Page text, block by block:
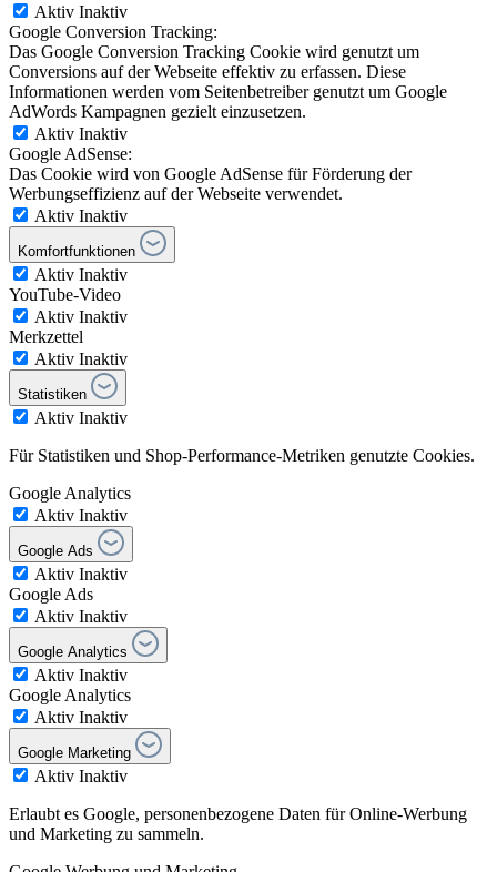
Aktiv Inaktiv
Google Conversion Tracking:
Das Google Conversion Tracking Cookie wird genutzt um
Conversions auf der Webseite effektiv zu erfassen. Diese
Informationen werden vom Seitenbetreiber genutzt um Google
AdWords Kampagnen gezielt einzusetzen.
Aktiv Inaktiv
Google AdSense:
Das Cookie wird von Google AdSense für Förderung der
Werbungseffizienz auf der Webseite verwendet.
Aktiv Inaktiv
Komfortfunktionen
Aktiv Inaktiv
YouTube-Video
Aktiv Inaktiv
Merkzettel
Aktiv Inaktiv
Statistiken
Aktiv Inaktiv
Für Statistiken und Shop-Performance-Metriken genutzte Cookies.
Google Analytics
Aktiv Inaktiv
Google Ads
Aktiv Inaktiv
Google Ads
Aktiv Inaktiv
Google Analytics
Aktiv Inaktiv
Google Analytics
Aktiv Inaktiv
Google Marketing
Aktiv Inaktiv
Erlaubt es Google, personenbezogene Daten für Online-Werbung
und Marketing zu sammeln.